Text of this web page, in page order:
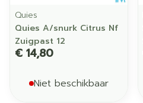
Quies
Quies A/snurk Citrus Nf
Zuigpast 12
€ 14,80
Niet beschikbaar